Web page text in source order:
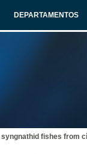
DEPARTAMENTOS
fishes from